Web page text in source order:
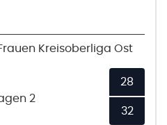
Kreisoberliga Ost
2
28
32